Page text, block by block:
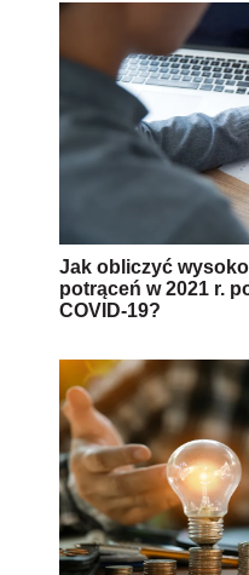
Jak obliczyć
potrąceń w 2021 r.
COVID-19?